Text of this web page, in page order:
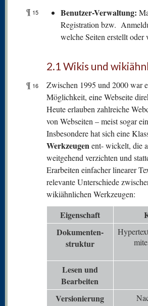
¶ 15 Benutzer-Verwaltung:
Registration bzw.
welche Seiten erstellt oder
2.1 Wikis und
¶ 16
Zwischen 1995 und 2000 war
Möglichkeit, eine Webseite
Heute erlauben zahlreiche
von Webseiten – meist sogar
Insbesondere hat sich eine
Werkzeugenent- wickelt, die
weitgehend verzichten und
Erarbeiten einfacher linearer
relevante Unterschiede
wikiähnlichen Werkzeugen:
Eigenschaft
Dokumenten-
struktur
Lesen und
Bearbeiten
Versionierung